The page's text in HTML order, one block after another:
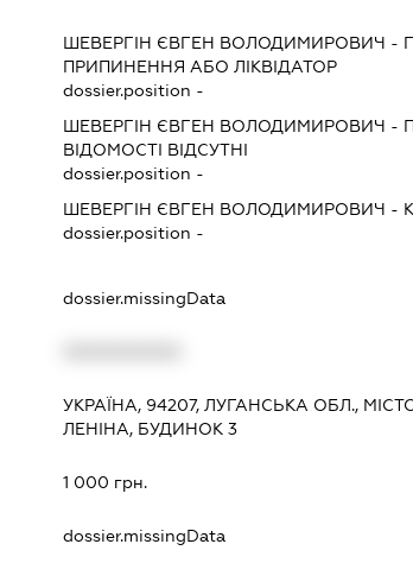
ШЕВЕРГІН ЄВГЕН ВОЛОДИМИРОВИЧ -
ПРИПИНЕННЯ АБО ЛІКВІДАТОР
dossier.position -
ШЕВЕРГІН ЄВГЕН ВОЛОДИМИРОВИЧ -
ВІДОМОСТІ ВІДСУТНІ
dossier.position -
ШЕВЕРГІН ЄВГЕН ВОЛОДИМИРОВИЧ -
dossier.position -
dossier.missingData
УКРАЇНА, 94207, ЛУГАНСЬКА ОБЛ.,
ЛЕНІНА, БУДИНОК 3
1 000 грн.
dossier.missingData